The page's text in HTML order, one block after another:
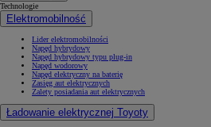
Technologie
Elektromobilność
Lider elektromobilności
Napęd hybrydowy
Napęd hybrydowy typu plug-in
Napęd wodorowy
Napęd elektryczny na baterię
Zasięg aut elektrycznych
Zalety posiadania aut elektrycznych
Ładowanie elektrycznej Toyoty